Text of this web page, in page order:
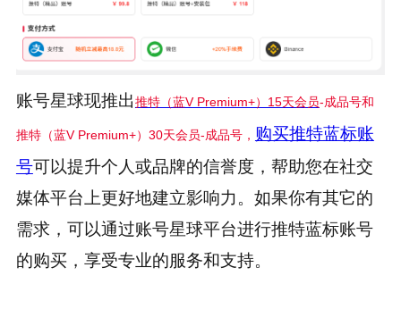
账号星球现推出推特（蓝V Premium+）15天会员-成品号和
推特（蓝V Premium+）30天会员-成品号， 购买推特蓝标账
号可以提升个人或品牌的信誉度，帮助您在社交
媒体平台上更好地建立影响力。如果你有其它的
需求，可以通过账号星球平台进行推特蓝标账号
的购买，享受专业的服务和支持。